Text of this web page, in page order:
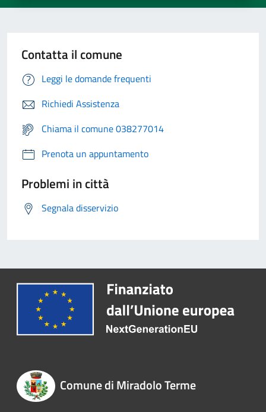
Contatta il comune
Leggi le domande frequenti
Richiedi Assistenza
Chiama il comune 038277014
Prenota un appuntamento
Problemi in città
Segnala disservizio
Comune di Miradolo Terme